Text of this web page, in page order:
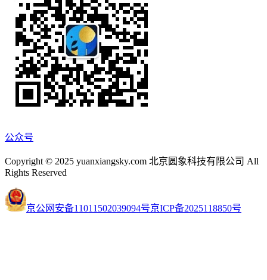
公众号
Copyright © 2025 yuanxiangsky.com 北京圆象科技有限公司 All
Rights Reserved
京公网安备11011502039094号京ICP备2025118850号